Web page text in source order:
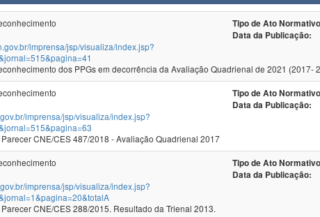
Tipo de Ato
Data da Publicação:
imprensa/jsp/visualiza/index.jsp?
dos PPGs em decorrência da Avaliação Quadrienal de 2021 (2017-
Tipo de Ato
Data da Publicação:
imprensa/jsp/visualiza/index.jsp?
CNE/CES 487/2018 - Avaliação Quadrienal 2017
Tipo de Ato
Data da Publicação:
imprensa/jsp/visualiza/index.jsp?
CNE/CES 288/2015. Resultado da Trienal 2013.